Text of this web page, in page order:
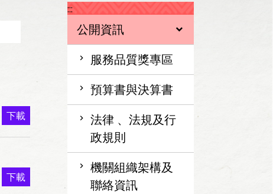
下載
下載
:::
公開資訊
服務品質獎專區
預算書與決算書
法律 、法規及行
政規則
機關組織架構及
聯絡資訊